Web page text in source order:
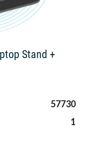
Stand +
57730
1